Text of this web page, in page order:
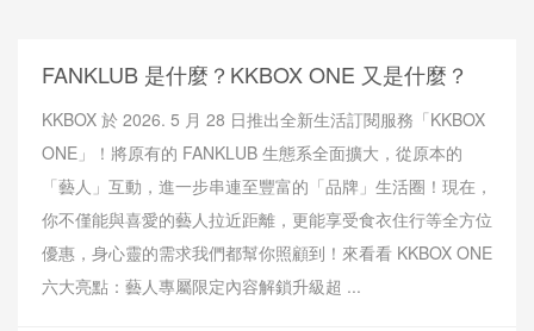
FANKLUB 是什麼？KKBOX ONE 又是什麼？
KKBOX 於 2026. 5 月 28 日推出全新生活訂閱服務「KKBOX
ONE」！將原有的 FANKLUB 生態系全面擴大，從原本的
「藝人」互動，進一步串連至豐富的「品牌」生活圈！現在，
你不僅能與喜愛的藝人拉近距離，更能享受食衣住行等全方位
優惠，身心靈的需求我們都幫你照顧到！來看看 KKBOX ONE
六大亮點：藝人專屬限定內容解鎖升級超 ...